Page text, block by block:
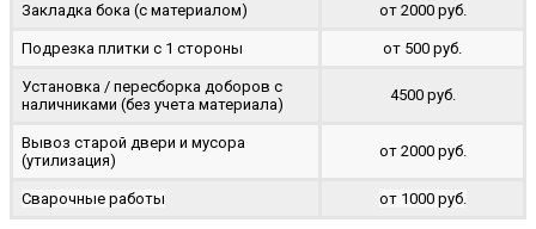
Закладка бока (с материалом) от 2000 руб.
Подрезка плитки с 1 стороны от 500 руб.
Установка / пересборка доборов с
наличниками (без учета материала)
4500 руб.
Вывоз старой двери и мусора
(утилизация)
от 2000 руб.
Сварочные работы от 1000 руб.